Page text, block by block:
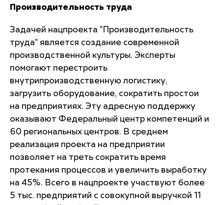
Производительность труда
Задачей нацпроекта "Производительность
труда" является создание современной
производственной культуры. Эксперты
помогают перестроить
внутрипроизводственную логистику,
загрузить оборудование, сократить простои
на предприятиях. Эту адресную поддержку
оказывают Федеральный центр компетенций и
60 региональных центров. В среднем
реализация проекта на предприятии
позволяет на треть сократить время
протекания процессов и увеличить выработку
на 45%. Всего в нацпроекте участвуют более
5 тыс. предприятий с совокупной выручкой 11